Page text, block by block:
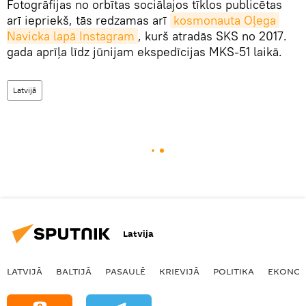
Fotogrāfijas no orbītas sociālajos tīklos publicētas
arī iepriekš, tās redzamas arī kosmonauta Oļega
Navicka lapā Instagram , kurš atradās SKS no 2017.
gada aprīļa līdz jūnijam ekspedīcijas MKS-51 laikā.
Latvijā
Latvija
LATVIJĀ BALTIJĀ PASAULĒ KRIEVIJĀ POLITIKA